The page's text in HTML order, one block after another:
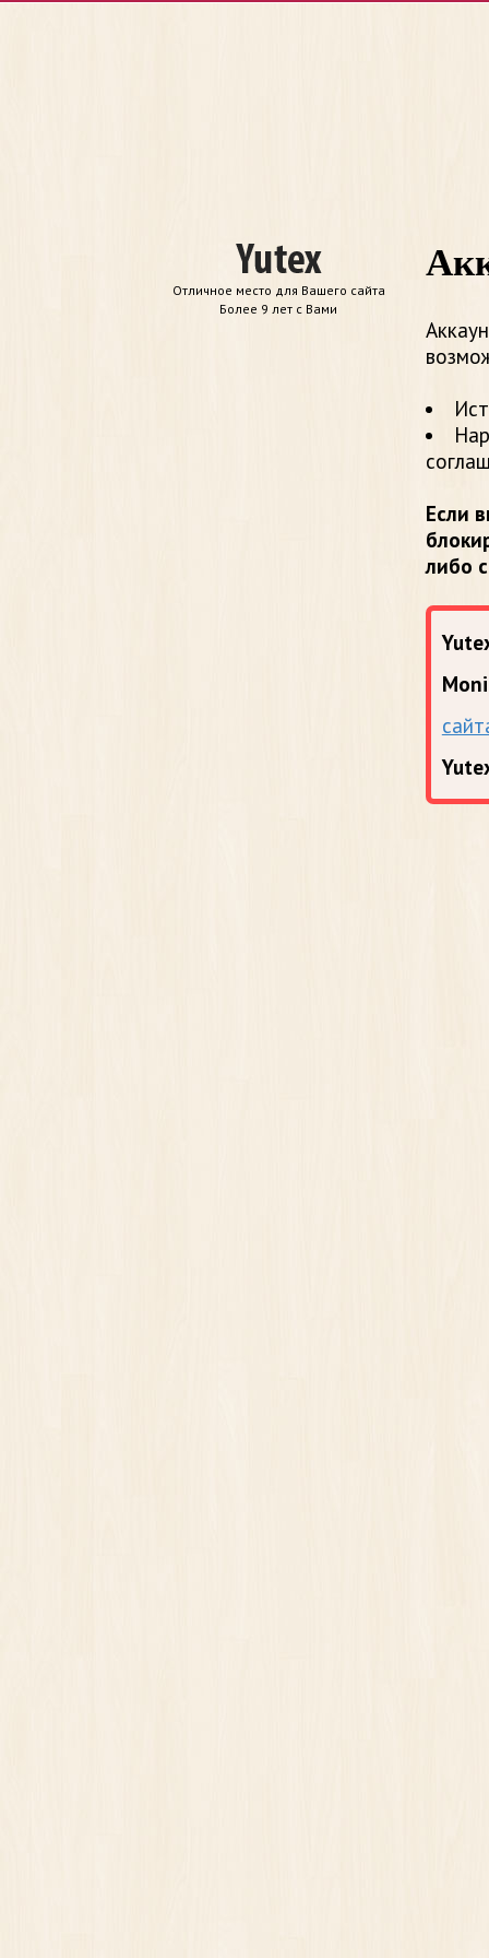
Отличное место для Вашего сайта
Более 9 лет с Вами
Если
либо